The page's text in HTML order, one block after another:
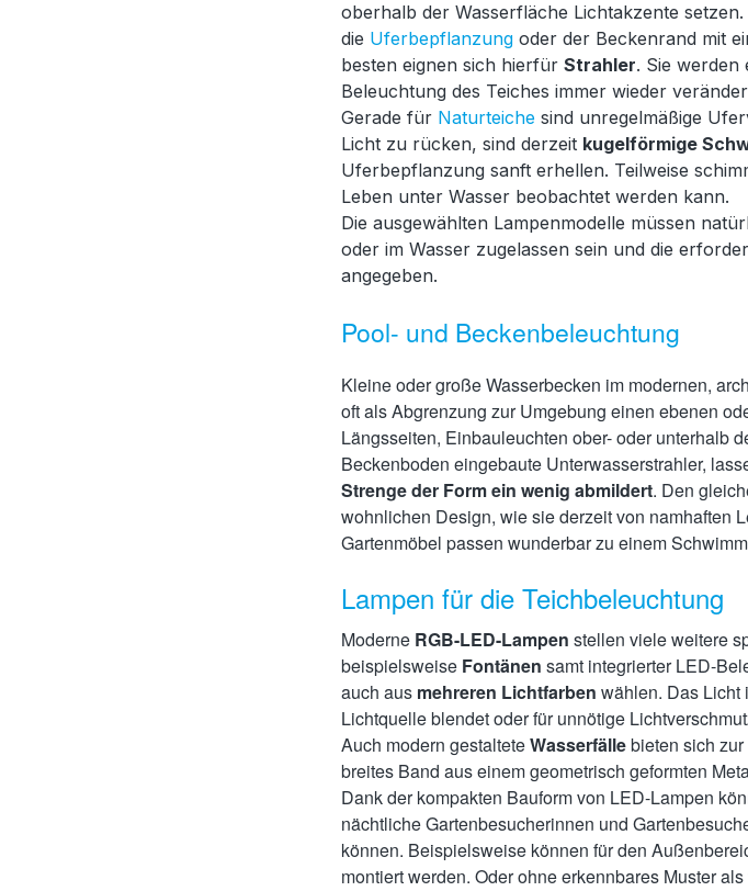
oberhalb der Wasserfläche Lichtakzente
die Uferbepflanzung oder der Beckenrand mit
besten eignen sich hierfürStrahler. Sie werden
Beleuchtung des Teiches immer wieder
Gerade für Naturteiche sind unregelmäßige
Licht zu rücken, sind derzeit kugelförmige
Uferbepflanzung sanft erhellen. Teilweise
Leben unter Wasser beobachtet werden kann.
Die ausgewählten Lampenmodelle müssen
oder im Wasser zugelassen sein und die
angegeben.
Pool- und Beckenbeleuchtung
Kleine oder große Wasserbecken im modernen,
oft als Abgrenzung zur Umgebung einen ebenen
Längsseiten, Einbauleuchten ober- oder unterhalb
Beckenboden eingebaute Unterwasserstrahler,
Strenge der Form ein wenig abmildert. Den
wohnlichen Design, wie sie derzeit von namhaften
Gartenmöbel passen wunderbar zu einem
Lampen für die Teichbeleuchtung
Moderne RGB-LED-Lampen stellen viele weitere
beispielsweise Fontänen samt integrierter LED-
auch aus mehreren Lichtfarben wählen. Das Licht
Lichtquelle blendet oder für unnötige
Auch modern gestalteteWasserfällebieten sich
breites Band aus einem geometrisch geformten
Dank der kompakten Bauform von LED-Lampen
nächtliche Gartenbesucherinnen und
können. Beispielsweise können für den
montiert werden. Oder ohne erkennbares Muster